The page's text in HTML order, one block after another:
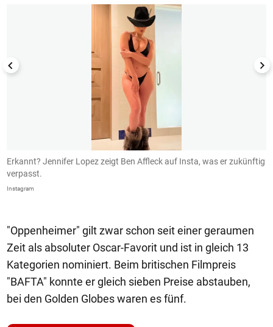
Erkannt? Jennifer Lopez zeigt Ben Affleck auf Insta, was er zukünftig
verpasst.
Instagram
"Oppenheimer" gilt zwar schon seit einer geraumen
Zeit als absoluter Oscar-Favorit und ist in gleich 13
Kategorien nominiert. Beim britischen Filmpreis
"BAFTA" konnte er gleich sieben Preise abstauben,
bei den Golden Globes waren es fünf.